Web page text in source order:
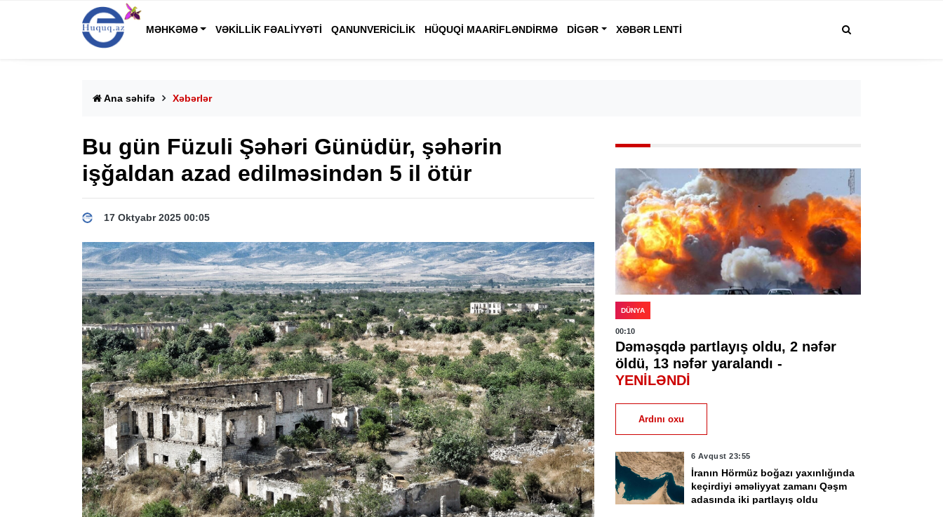
MƏHKƏMƏ VƏKILLIK FƏALIYYƏTI QANUNVERICILIK HÜQUQI MAARIFLƏNDIRMƏ DIGƏR XƏBƏR LENTI
Ana səhifə Xəbərlər
Bu gün Füzuli Şəhəri Günüdür, şəhərin
işğaldan azad edilməsindən 5 il ötür
17 Oktyabr 2025 00:05
DÜNYA
00:10
Dəməşqdə partlayış oldu, 2 nəfər
öldü, 13 nəfər yaralandı -
YENİLƏNDİ
Ardını oxu
6 Avqust 23:55
İranın Hörmüz boğazı yaxınlığında
keçirdiyi əməliyyat zamanı Qəşm
adasında iki partlayış oldu